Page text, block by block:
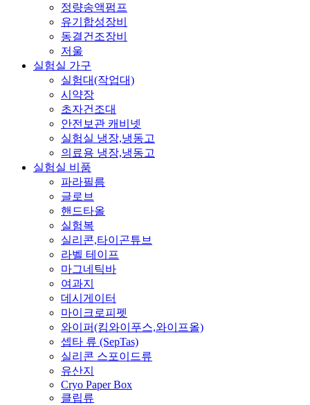
정량송액펌프
유기합성장비
동결건조장비
저울
실험실 가구
실험대(작업대)
시약장
초자건조대
안전보관 캐비넷
실험실 냉장,냉동고
의료용 냉장,냉동고
실험실 비품
파라필름
글로브
핸드타올
실험복
실리콘,타이곤튜브
라벨 테이프
마그네틱바
여과지
데시게이터
마이크로피펫
와이퍼(킴와이푸스,와이프올)
셉타 류 (SepTas)
실리콘 스포이드류
유산지
Cryo Paper Box
클립류